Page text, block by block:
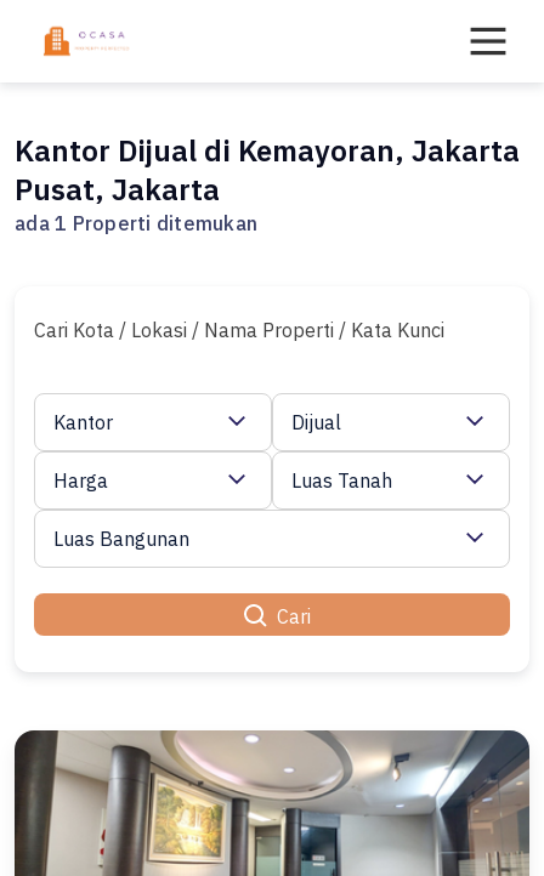
Kantor Dijual di Kemayoran, Jakarta
Pusat, Jakarta
ada 1 Properti ditemukan
Cari Kota / Lokasi / Nama Properti / Kata Kunci
Cari
Kantor Dijual
Harga Luas Tanah
Luas Bangunan